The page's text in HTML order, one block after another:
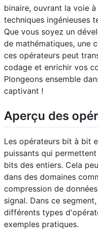
binaire, ouvrant la voie
techniques ingénieuses
Que vous soyez un
de mathématiques, une
ces opérateurs peut
codage et enrichir vos
Plongeons ensemble
captivant !
Aperçu des
Les opérateurs bit à bit
puissants qui
bits des entiers. Cela
dans des domaines
compression de
signal. Dans ce
différents types
exemples pratiques.